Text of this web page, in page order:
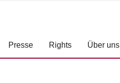
Presse Rights Über uns